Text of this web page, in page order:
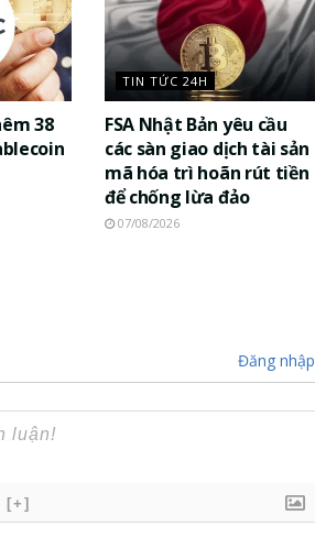
38
TIN TỨC 24H
FSA Nhật Bản yêu cầu
các sàn giao dịch tài sản
mã hóa trì hoãn rút tiền
để chống lừa đảo
07/08/2026
Đăng nhập
[+]